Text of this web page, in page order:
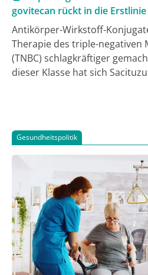
govitecan rückt in die Erstlinie
Antikörper-Wirkstoff-
Therapie des triple-negativen
(TNBC) schlagkräftiger
dieser Klasse hat sich
Gesundheitspolitik